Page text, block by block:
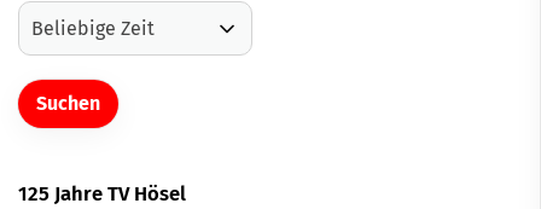
125 Jahre TV Hösel